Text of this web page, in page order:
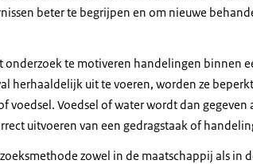
beter te begrijpen en om nieuwe
onderzoek te motiveren handelingen binnen
herhaaldelijk uit te voeren, worden ze
voedsel. Voedsel of water wordt dan gegeven
uitvoeren van een gedragstaak of
zowel in de maatschappij als in